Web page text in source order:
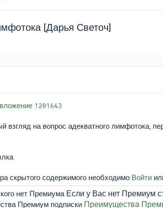
[Дарья Светоч]
1281643
взгляд на вопрос адекватного лимфотока,
скрытого содержимого необходимо Войти
Если у Вас нет Премиум
Преимущества